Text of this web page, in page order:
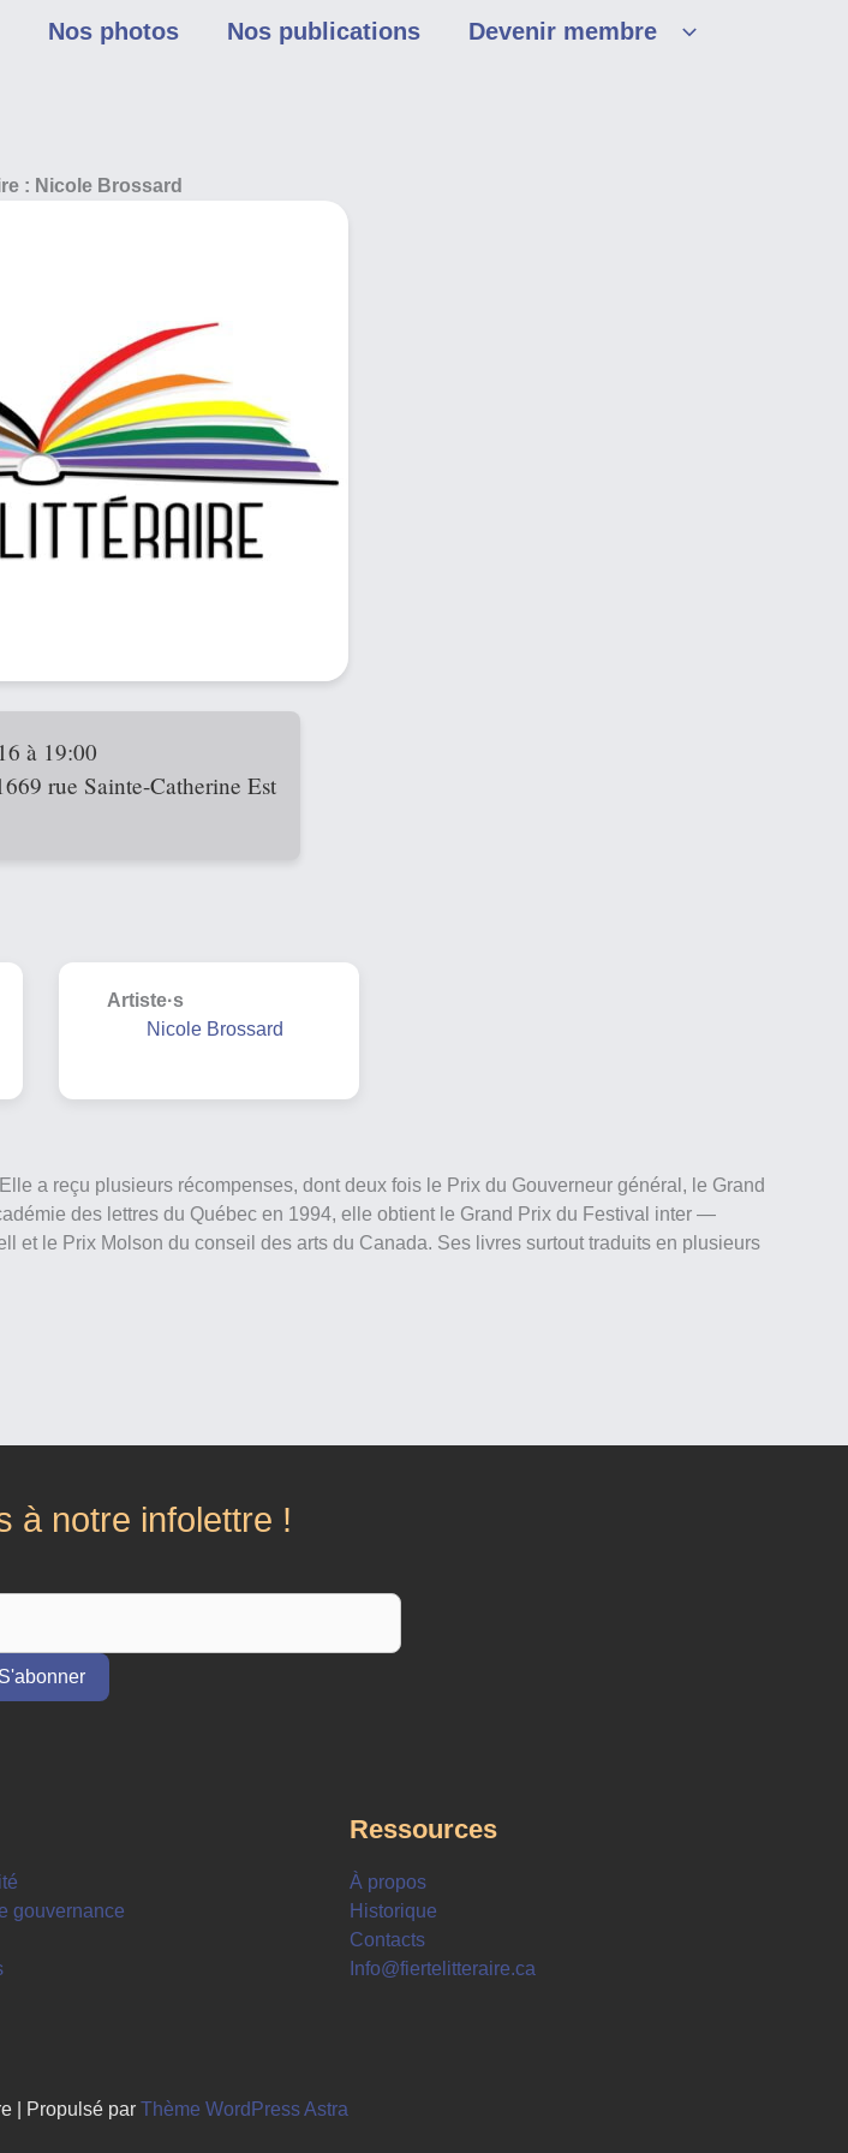
Nos photos Nos publications
Devenir membre
: Nicole Brossard
à 19:00
rue Sainte-Catherine Est
Artiste·s
Nicole Brossard
a reçu plusieurs récompenses, dont deux fois le Prix du Gouverneur général, le Grand
des lettres du Québec en 1994, elle obtient le Grand Prix du Festival inter —
et le Prix Molson du conseil des arts du Canada. Ses livres surtout traduits en plusieurs
à notre infolettre !
gouvernance
Ressources
À propos
Historique
Contacts
Info@fiertelitteraire.ca
| Propulsé par Thème WordPress Astra